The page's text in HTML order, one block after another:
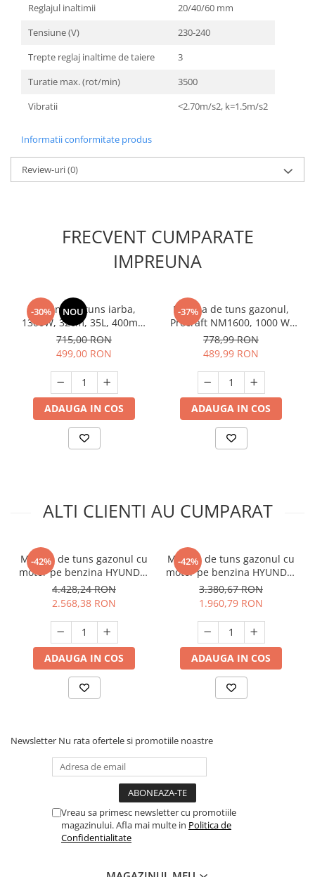
Zootehnie
Foarfeci tuns oi
Incubatoare oua
Reglajul inaltimii
20/40/60 mm
Tensiune (V)
230-240
Trepte reglaj inaltime de taiere
3
Turatie max. (rot/min)
3500
Vibratii
<2.70m/s2, k=1.5m/s2
Informatii conformitate produs
Review-uri(0)
FRECVENT CUMPARATE
IMPREUNA
-30% NOU
Masina de tuns iarba,
1300W, 32cm, 35L, 400m2,
Raider RD-LM36
715,00 RON
499,00 RON
ADAUGA IN COS
-37%
Masina de tuns gazonul,
Procraft NM1600, 1000 W,
3450 rpm, volum cos 30L
778,99 RON
489,99 RON
ADAUGA IN COS
ALTI CLIENTI AU CUMPARAT
-42%
Masina de tuns gazonul cu
motor pe benzina HYUNDAI
HY-LM5301 GT
4.428,24 RON
2.568,38 RON
ADAUGA IN COS
-42%
Masina de tuns gazonul cu
motor pe benzina HYUNDAI
HY-LM4601 GT
3.380,67 RON
1.960,79 RON
ADAUGA IN COS
Newsletter Nu rata ofertele si promotiile noastre
Vreau sa primesc newsletter cu promotiile
magazinului. Afla mai multe in Politica de
Confidentialitate